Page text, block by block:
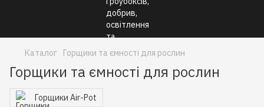
Каталог Горщики та ємності для рослин
Горщики та ємності для рослин
Горщики Air-Pot